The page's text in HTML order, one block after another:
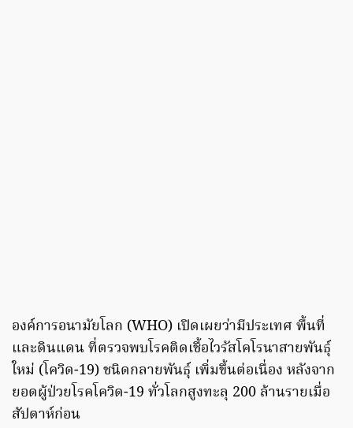
องค์การอนามัยโลก (WHO) เปิดเผยว่ามีประเทศ พื้นที่
และดินแดน ที่ตรวจพบโรคติดเชื้อไวรัสโคโรนาสายพันธุ์
ใหม่ (โควิด-19) ชนิดกลายพันธุ์ เพิ่มขึ้นต่อเนื่อง หลังจาก
ยอดผู้ป่วยโรคโควิด-19 ทั่วโลกสูงทะลุ 200 ล้านรายเมื่อ
สัปดาห์ก่อน